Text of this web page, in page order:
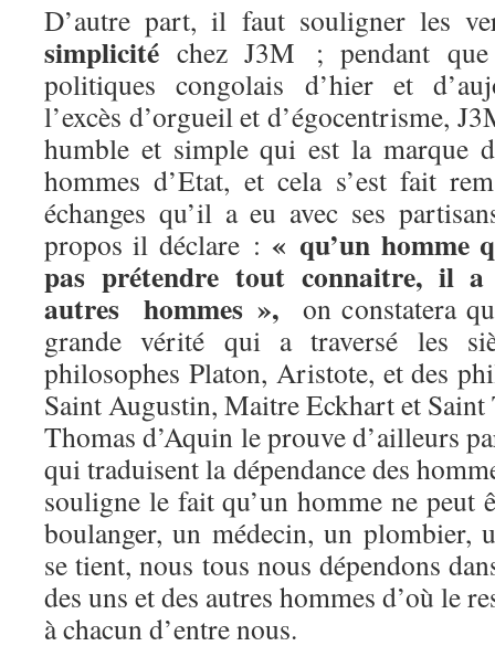
D’autre part, il faut souligner les
simplicité chez J3M ; pendant que
politiques congolais d’hier et
l’excès d’orgueil et d’égocentrisme,
humble et simple qui est la marque
hommes d’Etat, et cela s’est fait
échanges qu’il a eu avec ses
propos il déclare : « qu’un homme
pas prétendre tout connaitre, il a
autres hommes »,on constatera
grande vérité qui a traversé les
philosophes Platon, Aristote, et des
Saint Augustin, Maitre Eckhart et Saint
Thomas d’Aquin le prouve d’ailleurs
qui traduisent la dépendance des
souligne le fait qu’un homme ne peut
boulanger, un médecin, un
se tient, nous tous nous dépendons
des uns et des autres hommes d’où le
à chacun d’entre nous.